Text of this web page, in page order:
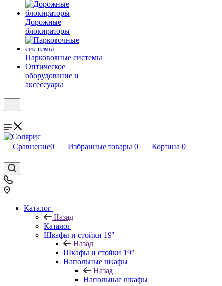
Дорожные
блокираторы
Парковочные системы
Оптическое
оборудование и
аксессуары
Сравнение0 Избранные товары 0 Корзина 0
Каталог
Назад
Каталог
Шкафы и стойки 19"
Назад
Шкафы и стойки 19"
Напольные шкафы
Назад
Напольные шкафы